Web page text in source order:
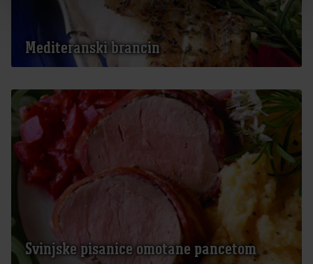
Mediteranski brancin
Svinjske pisanice omotane pancetom